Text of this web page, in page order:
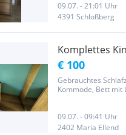
09.07. - 21:01 Uhr
4391 Schloßberg
Komplettes
€ 100
Gebrauchtes
Kommode, Bett mit
Nichtraucher,...
09.07. - 09:41 Uhr
2402 Maria Ellend